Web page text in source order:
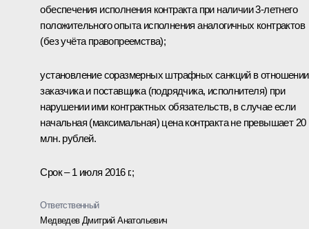
обеспечения исполнения контракта при наличии 3-летнего
положительного опыта исполнения аналогичных контрактов
(без учёта правопреемства);
установление соразмерных штрафных санкций в отношении
заказчика и поставщика (подрядчика, исполнителя) при
нарушении ими контрактных обязательств, в случае если
начальная (максимальная) цена контракта не превышает 20
млн. рублей.
Срок – 1 июля 2016 г.;
Ответственный
Медведев Дмитрий Анатольевич